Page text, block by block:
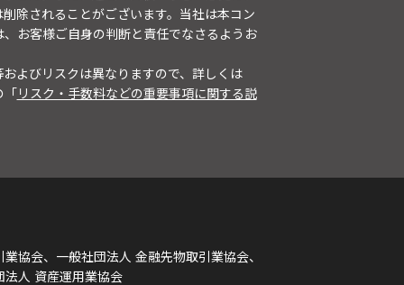
除されることがございます。当社は本コン
お客様ご自身の判断と責任でなさるようお
よびリスクは異なりますので、詳しくは
「リスク・手数料などの重要事項に関する説
協会、一般社団法人 金融先物取引業協会、
人 資産運用業協会